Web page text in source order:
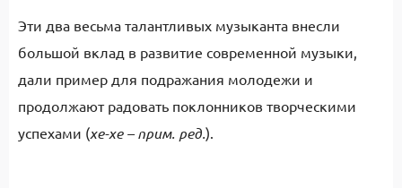
Эти два весьма талантливых музыканта внесли
большой вклад в развитие современной музыки,
дали пример для подражания молодежи и
продолжают радовать поклонников творческими
успехами (хе-хе– прим. ред.).